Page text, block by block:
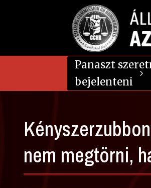
Panaszt
bejelenteni
nem megtörni,